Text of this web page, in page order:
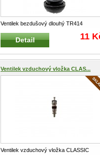
Ventilek bezdušový dlouhý TR414
Klasický dlouhý bezdušový ventilek pr...
Detail 11
Ventilek vzduchový vložka CLAS...
Ventilek vzduchový vložka CLASSIC